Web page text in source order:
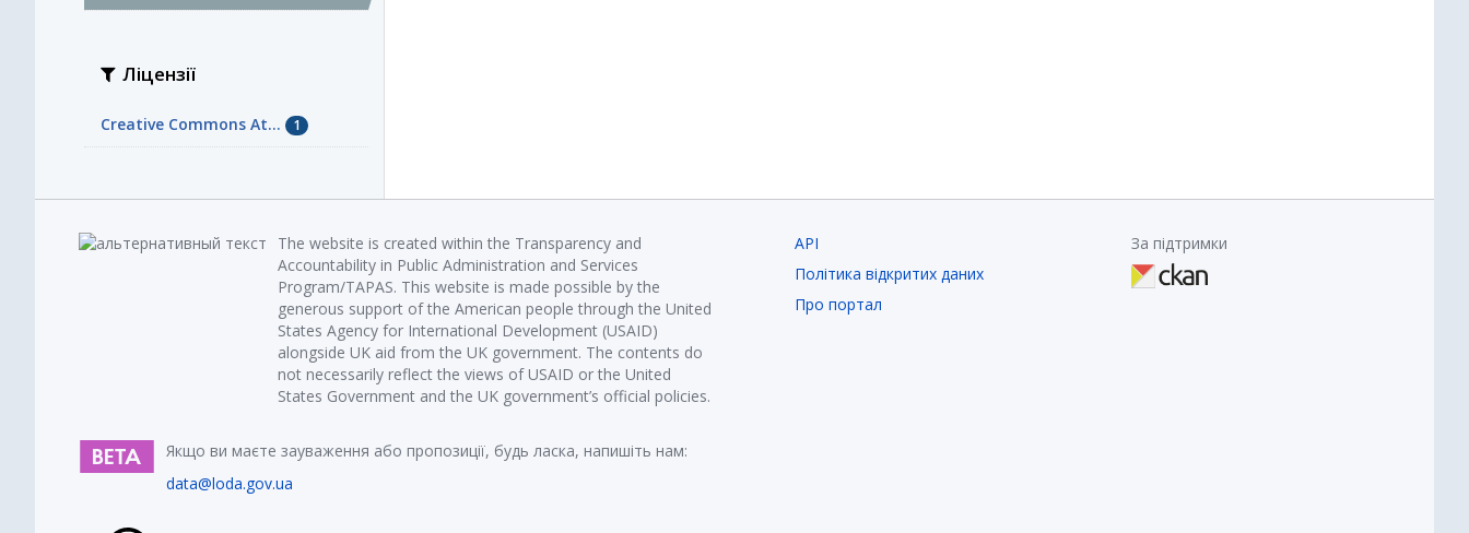
Ліцензії
Creative Commons At... 1
The website is created within the Transparency and
Accountability in Public Administration and Services
Program/TAPAS. This website is made possible by the
generous support of the American people through the United
States Agency for International Development (USAID)
alongside UK aid from the UK government. The contents do
not necessarily reflect the views of USAID or the United
States Government and the UK government’s official policies.
Якщо ви маєте зауваження або пропозиції, будь ласка, напишіть нам:
data@loda.gov.ua
API
Політика відкритих даних
Про портал
За підтримки